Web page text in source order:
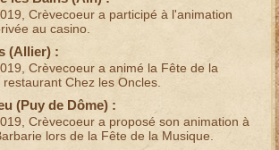
Crèvecoeur a participé à l'animation
au casino.
(Allier) :
Crèvecoeur a animé la Fête de la
restaurant Chez les Oncles.
(Puy de Dôme) :
Crèvecoeur a proposé son animation à
lors de la Fête de la Musique.